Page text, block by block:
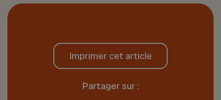
Imprimer cet article
Partager sur :